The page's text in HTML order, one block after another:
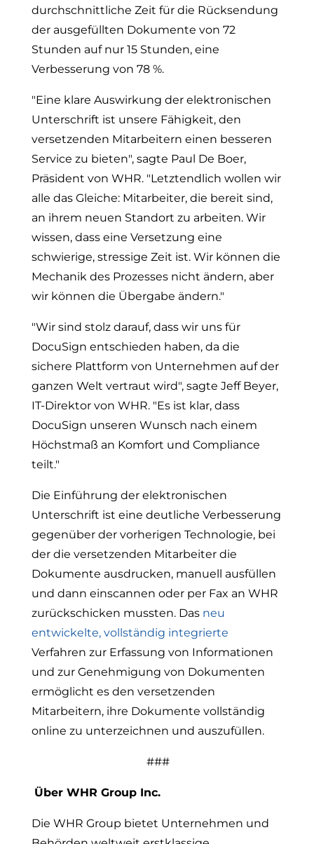
durchschnittliche Zeit für die Rücksendung
der ausgefüllten Dokumente von 72
Stunden auf nur 15 Stunden, eine
Verbesserung von 78 %.
"Eine klare Auswirkung der elektronischen
Unterschrift ist unsere Fähigkeit, den
versetzenden Mitarbeitern einen besseren
Service zu bieten", sagte Paul De Boer,
Präsident von WHR. "Letztendlich wollen wir
alle das Gleiche: Mitarbeiter, die bereit sind,
an ihrem neuen Standort zu arbeiten. Wir
wissen, dass eine Versetzung eine
schwierige, stressige Zeit ist. Wir können die
Mechanik des Prozesses nicht ändern, aber
wir können die Übergabe ändern."
"Wir sind stolz darauf, dass wir uns für
DocuSign entschieden haben, da die
sichere Plattform von Unternehmen auf der
ganzen Welt vertraut wird", sagte Jeff Beyer,
IT-Direktor von WHR. "Es ist klar, dass
DocuSign unseren Wunsch nach einem
Höchstmaß an Komfort und Compliance
teilt."
Die Einführung der elektronischen
Unterschrift ist eine deutliche Verbesserung
gegenüber der vorherigen Technologie, bei
der die versetzenden Mitarbeiter die
Dokumente ausdrucken, manuell ausfüllen
und dann einscannen oder per Fax an WHR
zurückschicken mussten. Das neu
entwickelte, vollständig integrierte
Verfahren zur Erfassung von Informationen
und zur Genehmigung von Dokumenten
ermöglicht es den versetzenden
Mitarbeitern, ihre Dokumente vollständig
online zu unterzeichnen und auszufüllen.
###
Über WHR Group Inc.
Die WHR Group bietet Unternehmen und